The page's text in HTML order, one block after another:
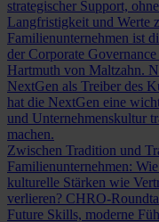
strategischer Support,
Langfristigkeit und Werte
Familienunternehmen ist
der Corporate
Hartmuth von Maltzahn.
NextGen als Treiber des
hat die NextGen eine
und Unternehmenskultur
machen.
Zwischen Tradition und
Familienunternehmen:
kulturelle Stärken wie
verlieren? CHRO-
Future Skills, moderne